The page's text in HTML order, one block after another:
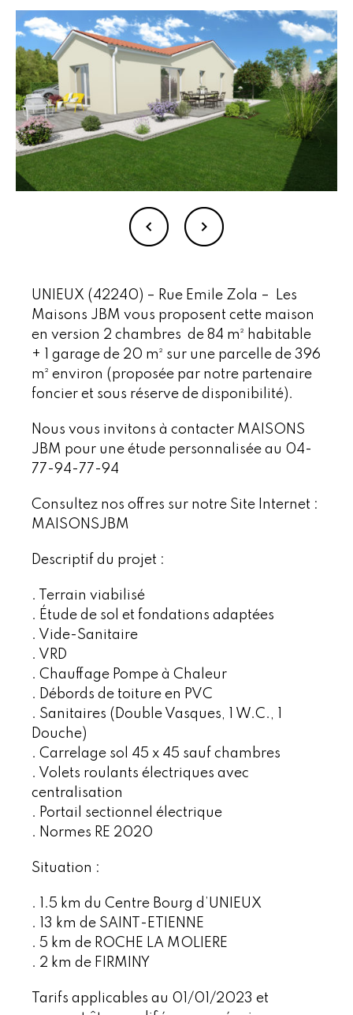
UNIEUX (42240) – Rue Emile Zola – Les
Maisons JBM vous proposent cette maison
en version 2 chambres de 84 m² habitable
+ 1 garage de 20 m² sur une parcelle de 396
m² environ (proposée par notre partenaire
foncier et sous réserve de disponibilité).
Nous vous invitons à contacter MAISONS
JBM pour une étude personnalisée au 04-
77-94-77-94
Consultez nos offres sur notre Site Internet :
MAISONSJBM
Descriptif du projet :
. Terrain viabilisé
. Étude de sol et fondations adaptées
. Vide-Sanitaire
. VRD
. Chauffage Pompe à Chaleur
. Débords de toiture en PVC
. Sanitaires (Double Vasques, 1 W.C., 1
Douche)
. Carrelage sol 45 x 45 sauf chambres
. Volets roulants électriques avec
centralisation
. Portail sectionnel électrique
. Normes RE 2020
Situation :
. 1.5 km du Centre Bourg d’UNIEUX
. 13 km de SAINT-ETIENNE
. 5 km de ROCHE LA MOLIERE
. 2 km de FIRMINY
Tarifs applicables au 01/01/2023 et